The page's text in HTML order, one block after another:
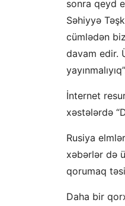
sonra qeyd
Səhiyyə
cümlədən
davam edir.
İnternet
xəstələrdə
Rusiya
xəbərlər də
qorumaq
Daha bir